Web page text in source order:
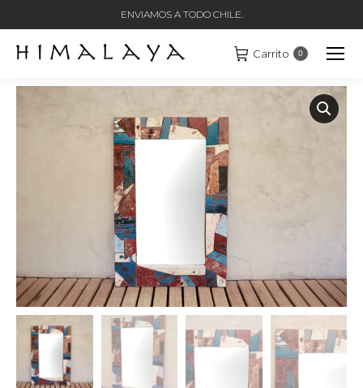
ENVIAMOS A TODO CHILE.
Carrito 0